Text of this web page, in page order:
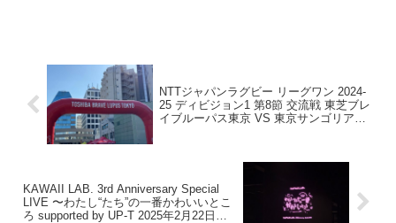
NTTジャパンラグビー リーグワン 2024-
25 ディビジョン1 第8節 交流戦 東芝ブレ
イブルーパス東京 VS 東京サンゴリアス
KAWAII LAB. 3rd Anniversary Special
LIVE 〜わたし“たち”の一番かわいいとこ
ろ supported by UP-T 2025年2月22日@K